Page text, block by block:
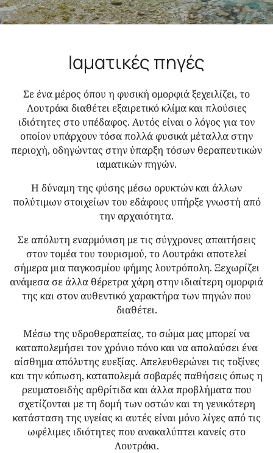
Ιαματικές πηγές
Σε ένα μέρος όπου η φυσική ομορφιά ξεχειλίζει, το
Λουτράκι διαθέτει εξαιρετικό κλίμα και πλούσιες
ιδιότητες στο υπέδαφος. Αυτός είναι ο λόγος για τον
οποίον υπάρχουν τόσα πολλά φυσικά μέταλλα στην
περιοχή, οδηγώντας στην ύπαρξη τόσων θεραπευτικών
ιαματικών πηγών.
Η δύναμη της φύσης μέσω ορυκτών και άλλων
πολύτιμων στοιχείων του εδάφους υπήρξε γνωστή από
την αρχαιότητα.
Σε απόλυτη εναρμόνιση με τις σύγχρονες απαιτήσεις
στον τομέα του τουρισμού, το Λουτράκι αποτελεί
σήμερα μια παγκοσμίου φήμης λουτρόπολη. Ξεχωρίζει
ανάμεσα σε άλλα θέρετρα χάρη στην ιδιαίτερη ομορφιά
της και στον αυθεντικό χαρακτήρα των πηγών που
διαθέτει.
Μέσω της υδροθεραπείας, το σώμα μας μπορεί να
καταπολεμήσει τον χρόνιο πόνο και να απολαύσει ένα
αίσθημα απόλυτης ευεξίας. Απελευθερώνει τις τοξίνες
και την κόπωση, καταπολεμά σοβαρές παθήσεις όπως η
ρευματοειδής αρθρίτιδα και άλλα προβλήματα που
σχετίζονται με τη δομή των οστών και τη γενικότερη
κατάσταση της υγείας κι αυτές είναι μόνο λίγες από τις
ωφέλιμες ιδιότητες που ανακαλύπτει κανείς στο
Λουτράκι.